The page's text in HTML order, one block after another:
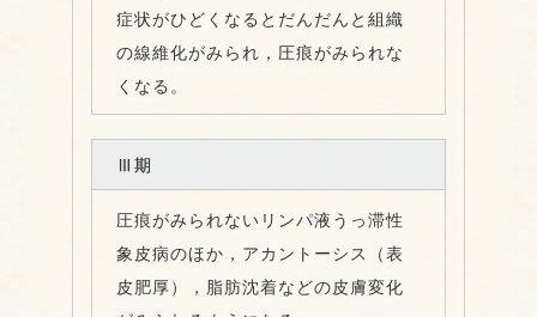
症状がひどくなるとだんだんと組織
の線維化がみられ，圧痕がみられな
くなる。
Ⅲ期
圧痕がみられないリンパ液うっ滞性
象皮病のほか，アカントーシス（表
皮肥厚），脂肪沈着などの皮膚変化